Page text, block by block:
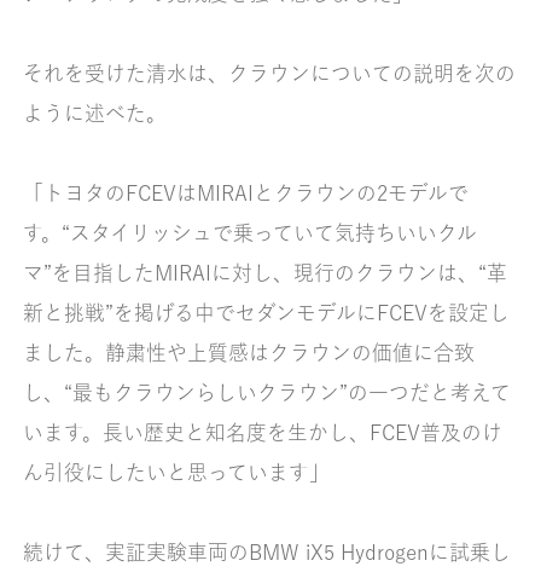
それを受けた清水は、クラウンについての説明を次の
ように述べた。
「トヨタのFCEVはMIRAIとクラウンの2モデルで
す。“スタイリッシュで乗っていて気持ちいいクル
マ”を目指したMIRAIに対し、現行のクラウンは、“革
新と挑戦”を掲げる中でセダンモデルにFCEVを設定し
ました。静粛性や上質感はクラウンの価値に合致
し、“最もクラウンらしいクラウン”の一つだと考えて
います。長い歴史と知名度を生かし、FCEV普及のけ
ん引役にしたいと思っています」
続けて、実証実験車両のBMW iX5 Hydrogenに試乗し